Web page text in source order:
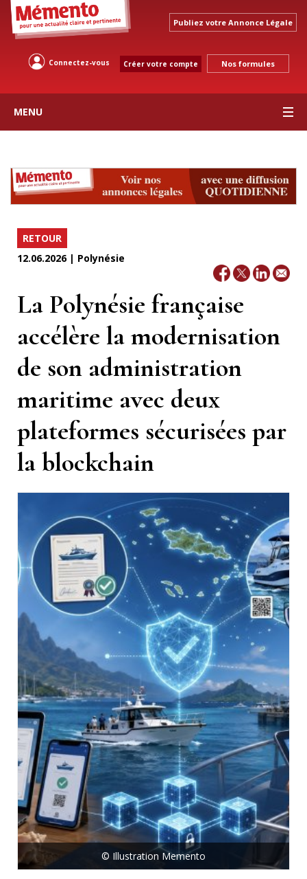
Publiez votre Annonce Légale
Connectez-vous Créer votre compte Nos formules
MENU
RETOUR
12.06.2026 | Polynésie
La Polynésie française
accélère la modernisation
de son administration
maritime avec deux
plateformes sécurisées par
la blockchain
© Illustration Memento